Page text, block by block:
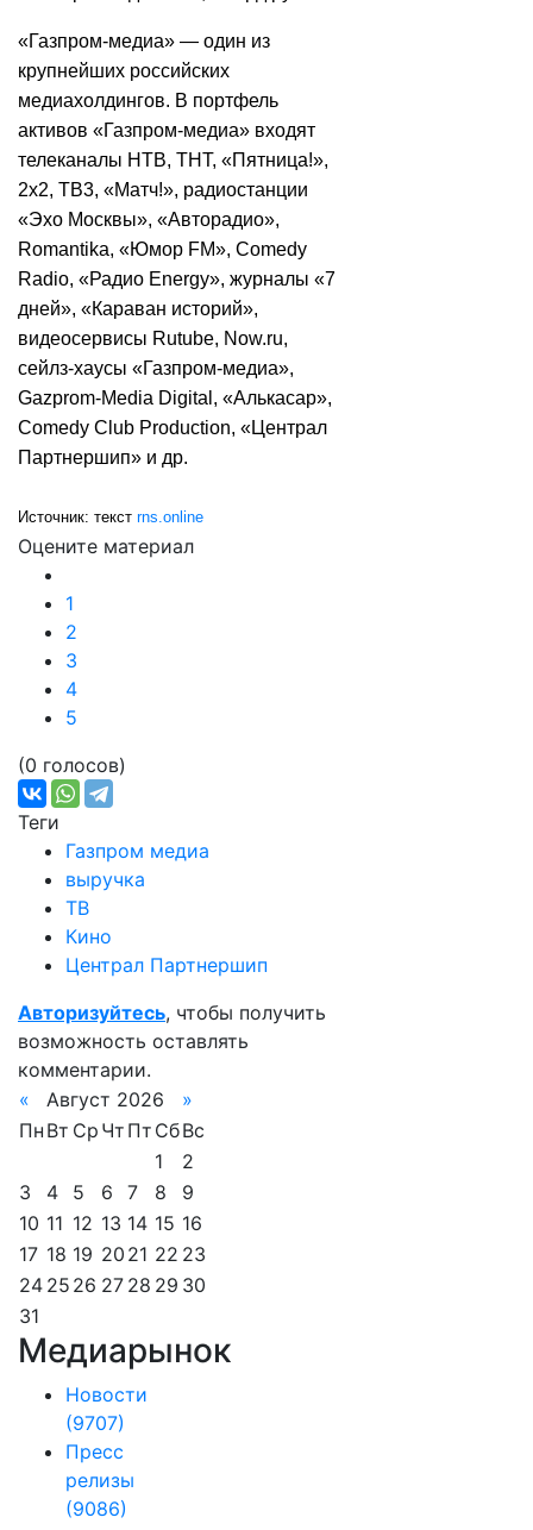
«Газпром-медиа» — один из
крупнейших российских
медиахолдингов. В портфель
активов «Газпром-медиа» входят
телеканалы НТВ, ТНТ, «Пятница!»,
2х2, ТВ3, «Матч!», радиостанции
«Эхо Москвы», «Авторадио»,
Romantika, «Юмор FM», Comedy
Radio, «Радио Energy», журналы «7
дней», «Караван историй»,
видеосервисы Rutube, Now.ru,
сейлз-хаусы «Газпром-медиа»,
Gazprom-Media Digital, «Алькасар»,
Comedy Club Production, «Централ
Партнершип» и др.
Источник: текст rns.online
Оцените материал
1
2
3
4
5
(0 голосов)
Теги
Газпром медиа
выручка
ТВ
Кино
Централ Партнершип
Авторизуйтесь, чтобы получить
возможность оставлять
комментарии.
«
Август 2026
»
Пн Вт Ср Чт Пт СбВс
1
2
3
4 5 6 7 8
9
10 11 12 13 14 15 16
17 18 19 20 21 22 23
24 25 26 27 28 29 30
31
Медиарынок
Новости
(9707)
Пресс
релизы
(9086)